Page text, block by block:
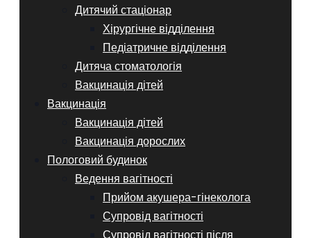
Дитячий стаціонар
Хірургічне відділення
Педіатричне відділення
Дитяча стоматологія
Вакцинація дітей
Вакцинація
Вакцинація дітей
Вакцинація дорослих
Пологовий будинок
Ведення вагітності
Прийом акушера-гінеколога
Супровід вагітності